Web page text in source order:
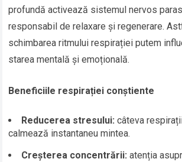
profundă activează sistemul nervos
responsabil de relaxare și regenerare.
schimbarea ritmului respirației putem
starea mentală și emoțională.
Beneficiile respirației conștiente
Reducerea stresului: câteva
calmează instantaneu mintea.
Creșterea concentrării: atenția